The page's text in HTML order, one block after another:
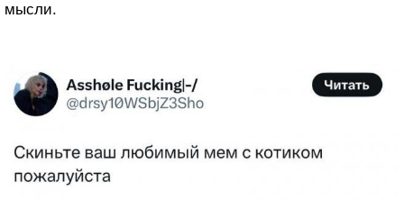
мысли.